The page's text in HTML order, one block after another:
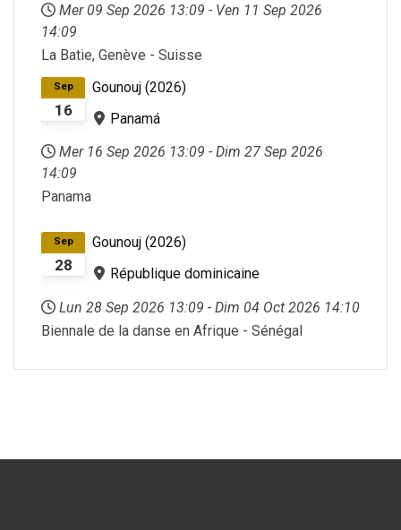
Mer 09 Sep 2026 13:09 - Ven 11 Sep 2026
14:09
La Batie, Genève - Suisse
16
Sep
Gounouj (2026)
Panamá
Mer 16 Sep 2026 13:09 - Dim 27 Sep 2026
14:09
Panama
28
Sep
Gounouj (2026)
République dominicaine
Lun 28 Sep 2026 13:09 - Dim 04 Oct 2026 14:10
Biennale de la danse en Afrique - Sénégal